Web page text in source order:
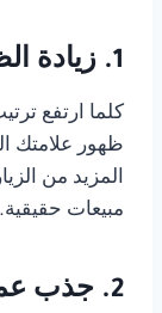
1. زيادة الظهور في نتائج البحث
كلما ارتفع
ظهور علامتك
المزيد من
مبيعات حقيقية.
2. جذب عملاء مستهدفين